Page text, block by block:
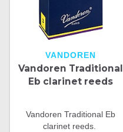
VANDOREN
Vandoren Traditional
Eb clarinet reeds
Vandoren Traditional Eb
clarinet reeds.